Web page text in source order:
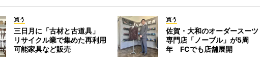
買う
三日月に「古材と古道具」
リサイクル業で集めた再利用
可能家具など販売
買う
佐賀・大和のオーダースーツ
専門店「ノーブル」が5周
年 FCでも店舗展開